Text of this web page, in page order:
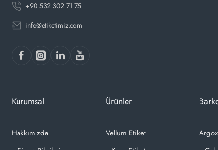
+90 532 302 71 75
info@etiketimiz.com
Kurumsal
Hakkımızda
Ürünler
Vellum Etiket